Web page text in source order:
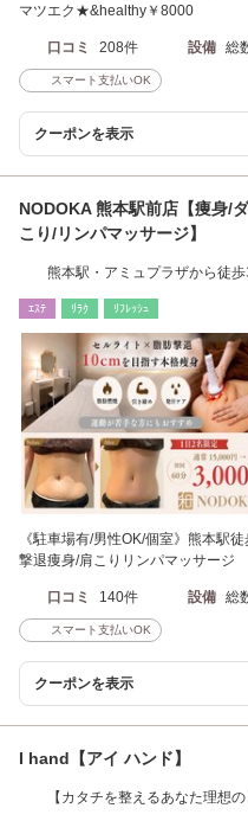
マツエク★&healthy￥8000
口コミ 208件 設備 総
スマート支払いOK
クーポンを表示
NODOKA 熊本駅前店【痩身/
こり/リンパマッサージ】
熊本駅・アミュプラザから徒
ｴｽﾃ ﾘﾗｸ ﾘﾌﾚｯｼｭ
《駐車場有/男性OK/個室》熊本駅
撃退痩身/肩こりリンパマッサージ
口コミ 140件 設備 総
スマート支払いOK
クーポンを表示
I hand【アイ ハンド】
【カタチを整えるあなた理想